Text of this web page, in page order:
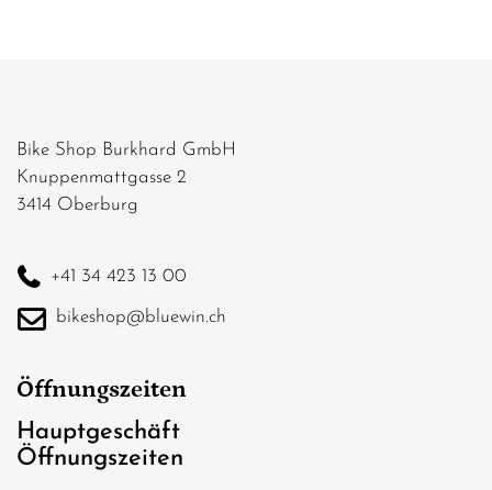
Bike Shop Burkhard GmbH
Knuppenmattgasse 2
3414 Oberburg
+41 34 423 13 00
bikeshop@bluewin.ch
Öffnungszeiten
Hauptgeschäft
Öffnungszeiten